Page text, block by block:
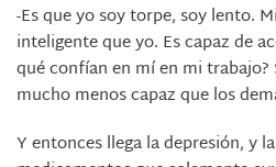
-Es que yo soy torpe, soy lento.
inteligente que yo. Es capaz de
qué confían en mí en mi trabajo?
mucho menos capaz que los
Y entonces llega la depresión, y